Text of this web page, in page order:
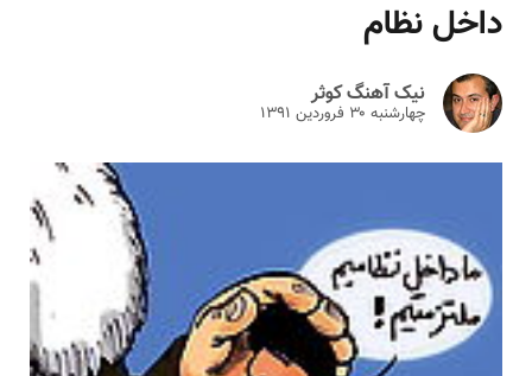
داخل نظام
نیک آهنگ کوثر
چهارشنبه ۳۰ فروردين ۱۳۹۱